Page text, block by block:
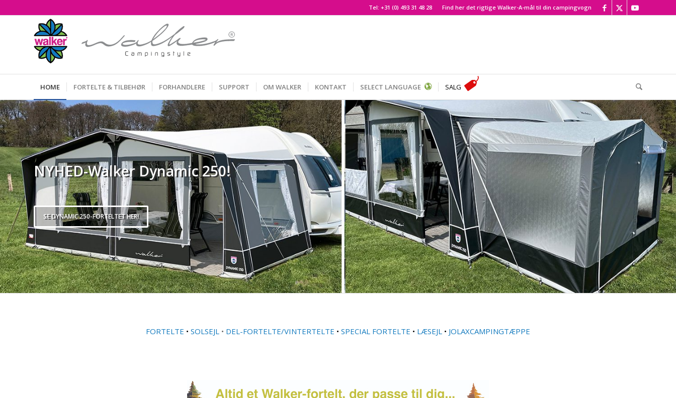
Find her det rigtige Walker-A-mål til din campingvogn
Tel: +31 (0) 493 31 48 28
HOME FORTELTE & TILBEHØR FORHANDLERE SUPPORT OM WALKER KONTAKT SELECT LANGUAGE SALG
NYHED-Walker Dynamic 250!
SE DYNAMIC 250-FORTELTET HER!
FORTELTE • SOLSEJL • DEL-FORTELTE/VINTERTELTE • SPECIAL FORTELTE • LÆSEJL • JOLAXCAMPINGTÆPPE